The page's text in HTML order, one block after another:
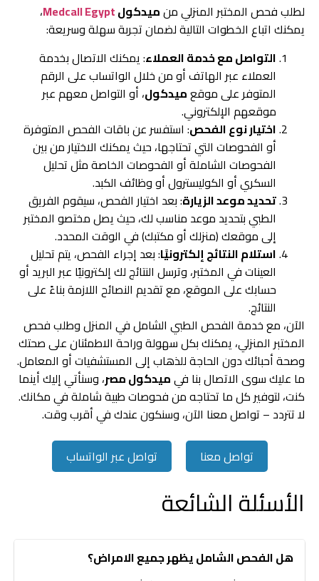
لطلب فحص المختبر المنزلي منميدكولMedcall Egypt،
يمكنك اتباع الخطوات التالية لضمان تجربة سهلة وسريعة:
التواصل مع خدمة العملاء: يمكنك الاتصال بخدمة
العملاء عبر الهاتف أو من خلال الواتساب على الرقم
المتوفر على موقعميدكول، أو التواصل معهم عبر
موقعهم الإلكتروني.
اختيار نوع الفحص: استفسر عن باقات الفحص المتوفرة
أو الفحوصات التي تحتاجها، حيث يمكنك الاختيار من بين
الفحوصات الشاملة أو الفحوصات الخاصة مثل تحليل
السكري أو الكوليسترول أو وظائف الكبد.
تحديد موعد الزيارة: بعد اختيار الفحص، سيقوم الفريق
الطبي بتحديد موعد مناسب لك، حيث يصل مختصو المختبر
إلى موقعك (منزلك أو مكتبك) في الوقت المحدد.
استلام النتائج إلكترونيًا: بعد إجراء الفحص، يتم تحليل
العينات في المختبر، وترسل النتائج لك إلكترونيًا عبر البريد أو
حسابك على الموقع، مع تقديم النصائح اللازمة بناءً على
النتائج.
الآن، مع خدمة الفحص الطبي الشامل في المنزل وطلب فحص
المختبر المنزلي، يمكنك بكل سهولة وراحة الاطمئنان على صحتك
وصحة أحبائك دون الحاجة للذهاب إلى المستشفيات أو المعامل.
ما عليك سوى الاتصال بنا فيميدكول مصر، وسنأتي إليك أينما
كنت، لتوفير كل ما تحتاجه من فحوصات طبية شاملة في مكانك.
لا تتردد – تواصل معنا الآن، وسنكون عندك في أقرب وقت.
تواصل معنا
تواصل عبر الواتساب
الأسئلة الشائعة
هل الفحص الشامل يظهر جميع الامراض؟